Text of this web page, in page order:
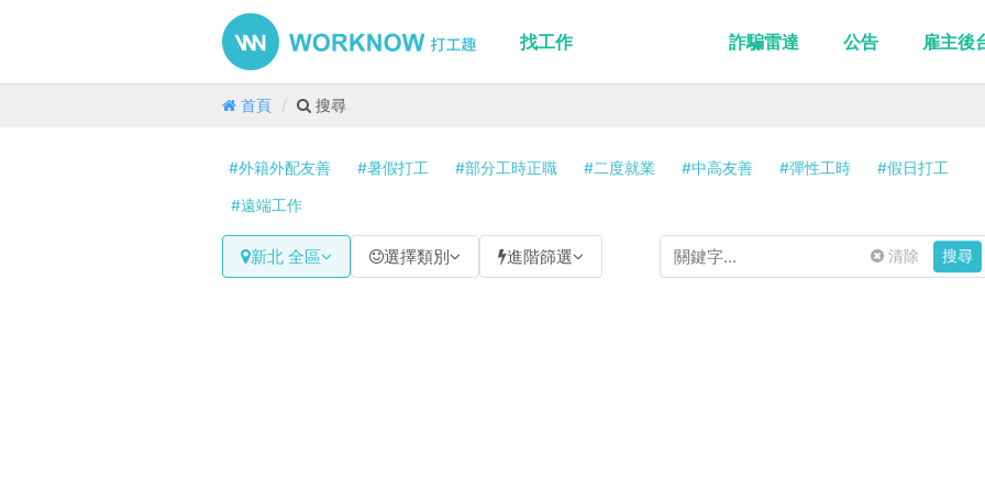
找工作 詐騙雷達 公告 雇主後
首頁 搜尋
#外籍外配友善 #暑假打工 #部分工時正職 #二度就業 #中高友善 #彈性工時
#假日打工
#遠端工作
新北 全區 選擇類別 進階篩選 清除 搜尋